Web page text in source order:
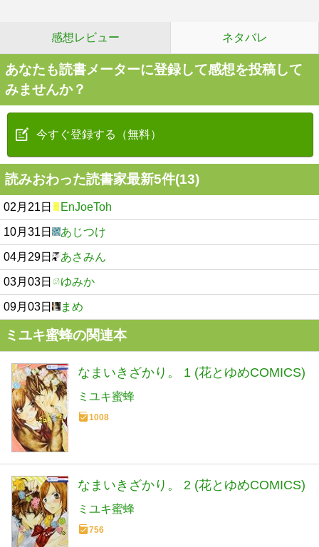
感想レビュー ネタバレ
あなたも読書メーターに登録して感想を投稿して
みませんか？
今すぐ登録する（無料）
読みおわった読書家最新5件(13)
02月21日 EnJoeToh
10月31日 あじつけ
04月29日 あさみん
03月03日 ゆみか
09月03日 まめ
ミユキ蜜蜂の関連本
なまいきざかり。 1 (花とゆめCOMICS)
ミユキ蜜蜂
1008
なまいきざかり。 2 (花とゆめCOMICS)
ミユキ蜜蜂
756